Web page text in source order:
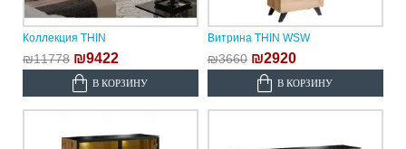
Коллекция THIN
₪11778 ₪9422
В КОРЗИНУ
Витрина THIN WSW
₪3660 ₪2920
В КОРЗИНУ